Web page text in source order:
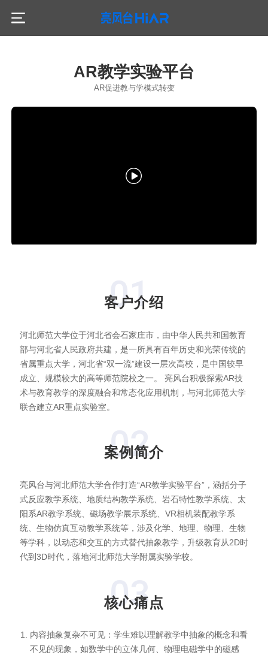
HiLeia
HiAR G200
关于我们
加入我们
AR教学实验平台
AR促进教与学模式转变
客户介绍
01
河北师范大学位于河北省会石家庄市，由中华人民共和国教育
部与河北省人民政府共建，是一所具有百年历史和光荣传统的
省属重点大学，河北省“双一流”建设一层次高校，是中国较早
成立、规模较大的高等师范院校之一。 亮风台积极探索AR技
术与教育教学的深度融合和常态化应用机制，与河北师范大学
联合建立AR重点实验室。
案例简介
02
亮风台与河北师范大学合作打造“AR教学实验平台”，涵括分子
式反应教学系统、地质结构教学系统、岩石特性教学系统、太
阳系AR教学系统、磁场教学展示系统、VR相机装配教学系
统、生物仿真互动教学系统等，涉及化学、地理、物理、生物
等学科，以动态和交互的方式替代抽象教学，升级教育从2D时
代到3D时代，落地河北师范大学附属实验学校。
核心痛点
03
内容抽象复杂不可见：学生难以理解教学中抽象的概念和看
不见的现象，如数学中的立体几何、物理电磁学中的磁感